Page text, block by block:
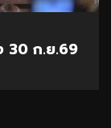
30 ก.ย.69